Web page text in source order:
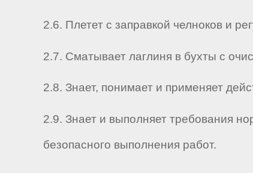
2.6. Плетет с заправкой челноков и
2.7. Сматывает лаглиня в бухты с
2.8. Знает, понимает и применяет
2.9. Знает и выполняет требования
безопасного выполнения работ.